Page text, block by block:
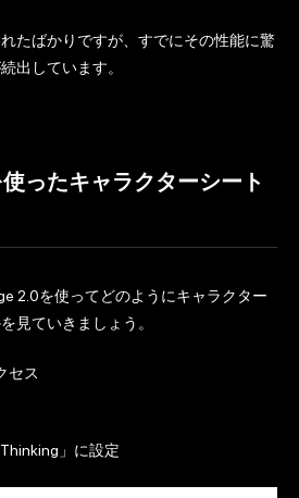
たばかりですが、すでにその性能に驚
出しています。
ったキャラクターシート
2.0を使ってどのようにキャラクター
見ていきましょう。
セス
」に設定